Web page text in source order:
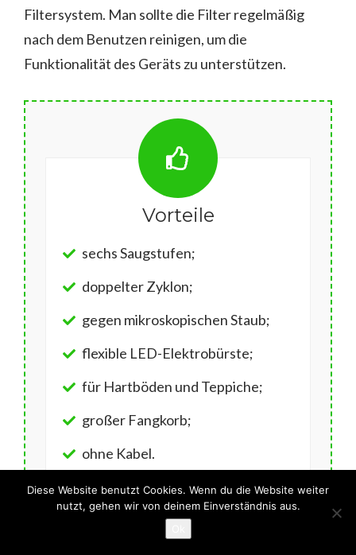
Filtersystem. Man sollte die Filter regelmäßig
nach dem Benutzen reinigen, um die
Funktionalität des Geräts zu unterstützen.
Vorteile
sechs Saugstufen;
doppelter Zyklon;
gegen mikroskopischen Staub;
flexible LED-Elektrobürste;
für Hartböden und Teppiche;
großer Fangkorb;
ohne Kabel.
Diese Website benutzt Cookies. Wenn du die Website weiter
nutzt, gehen wir von deinem Einverständnis aus.